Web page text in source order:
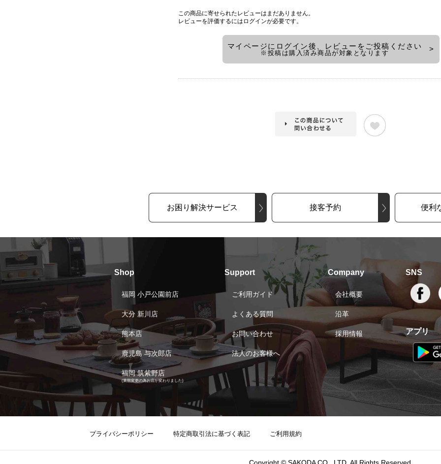
この商品に寄せられたレビューはまだありません。
レビューを評価するには ログインが必要です。
マイページにログイン後、レビューをご投稿ください
※投稿は購入済み商品が対象となります
お困り解決サービス 接客予約 便利
Shop
福岡 小戸公園前店
大分 新川店
熊本店
鹿児島 与次郎店
福岡 筑紫野店
(業態変更の為お店が変わりました)
Support
ご利用ガイド
よくある質問
お問い合わせ
法人のお客様へ
Company
会社概要
沿革
採用情報
SNS
アプリ
プライバシーポリシー 特定商取引法に基づく表記 ご利用規約